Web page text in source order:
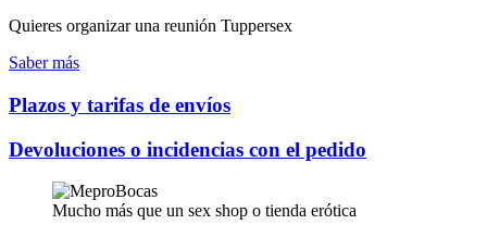
Quieres organizar una reunión Tuppersex
Saber más
Plazos y tarifas de envíos
Devoluciones o incidencias con el pedido
Mucho más que un sex shop o tienda erótica